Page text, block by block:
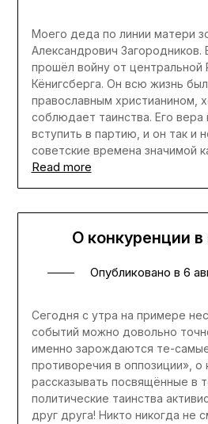
Моего деда по линии матери
Александрович Загородников.
прошёл войну от центральной
Кёнигсберга. Он всю жизнь
православным христианином,
соблюдает таинства. Его вера
вступить в партию, и он так и
советские времена значимой
Read more
О конкуренции
Опубликовано в 6
Сегодня с утра на примере
событий можно довольно
именно зарождаются те-
противоречия в оппозиции»,
рассказывать посвящённые в
политические таинства
друг друга! Никто никогда не